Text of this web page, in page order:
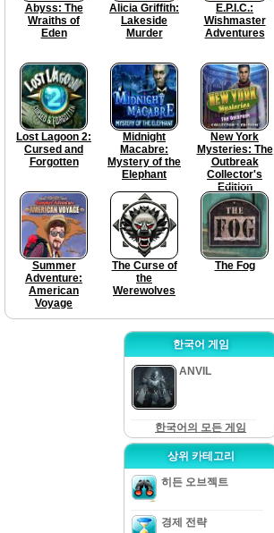
Abyss: The
Wraiths of
Eden
Alicia Griffith:
Lakeside
Murder
E.P.I.C.:
Wishmaster
Adventures
Lost Lagoon 2:
Cursed and
Forgotten
Midnight
Macabre:
Mystery of the
Elephant
New York
Mysteries: The
Outbreak
Collector's
Edition
Summer
Adventure:
American
Voyage
The Curse of
the
Werewolves
The Fog
한국어 게임
ANVIL
한국어의 모든 게임
상위 카테고리
히든 오브젝트
경제 전략